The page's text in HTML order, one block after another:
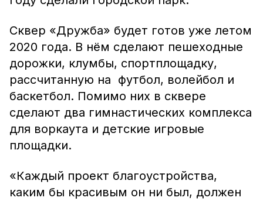
Сквер «Дружба» будет готов уже летом
2020 года. В нём сделают пешеходные
дорожки, клумбы, спортплощадку,
рассчитанную на футбол, волейбол и
баскетбол. Помимо них в сквере
сделают два гимнастических комплекса
для воркаута и детские игровые
площадки.
«Каждый проект благоустройства,
каким бы красивым он ни был, должен